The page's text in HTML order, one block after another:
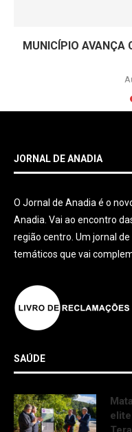
MUNICÍPIO AVANÇA
JORNAL DE ANADIA
O Jornal de Anadia é o
Anadia. Vai ao encontro
região centro. Um jornal
temáticos que vai
SAÚDE